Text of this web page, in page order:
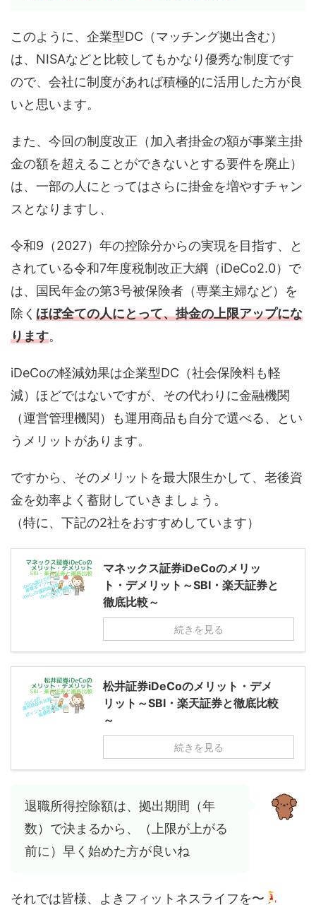
このように、企業型DC（マッチング拠出含む）
は、NISAなどと比較してもかなり優秀な制度です
ので、会社に制度があれば積極的に活用した方が良
いと思います。
また、今回の制度改正（加入者掛金の額が事業主掛
金の額を超えることができないとする要件を廃止）
は、一部の人にとってはさらに掛金を増やすチャン
スとなりますし、
令和9（2027）年の控除分からの実現を目指す、と
されている令和7年度税制改正大綱（iDeCo2.0）で
は、国民年金の第3号被保険者（専業主婦など）を
除く ほぼ全ての人にとって、掛金の上限アップにな
ります。
iDeCoの軽減効果は企業型DC（社会保険料も軽
減）ほどではないですが、その代わりに金融機関
（運営管理機関）も運用商品も自分で選べる、とい
うメリットがあります。
ですから、そのメリットを最大限生かして、老後資
金を効率よく蓄財していきましょう。
（特に、下記の2社をおすすめしています）
マネックス証券iDeCoのメリッ
ト・デメリット～SBI・楽天証券と
徹底比較～
続きを見る
松井証券iDeCoのメリット・デメ
リット～SBI・楽天証券と徹底比較
～
続きを見る
退職所得控除額は、拠出期間（年
数）で決まるから、（上限が上がる
前に）早く始めた方が良いね
それでは皆様、よきフィットネスライフを〜